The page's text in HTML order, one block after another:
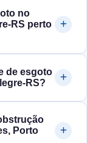
no
perto
de esgoto
Porto